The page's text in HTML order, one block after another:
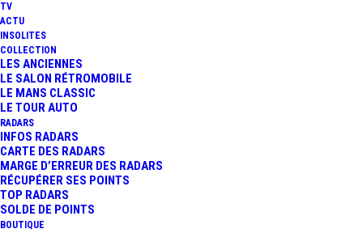
TV
ACTU
INSOLITES
COLLECTION
LES ANCIENNES
LE SALON RÉTROMOBILE
LE MANS CLASSIC
LE TOUR AUTO
RADARS
INFOS RADARS
CARTE DES RADARS
MARGE D’ERREUR DES RADARS
RÉCUPÉRER SES POINTS
TOP RADARS
SOLDE DE POINTS
BOUTIQUE
LA TS050 HYBRID 2017 AVEC
LA VICTOIRE AUX 24 HEURES
DU MANS COMME OBJECTIF !
4 Minutes